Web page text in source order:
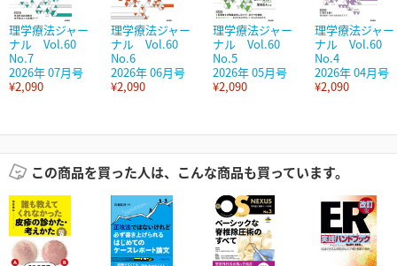
理学療法ジャー
ナル Vol.60
No.7
2026年 07月号
¥2,090
理学療法ジャー
ナル Vol.60
No.6
2026年 06月号
¥2,090
理学療法ジャー
ナル Vol.60
No.5
2026年 05月号
¥2,090
理学療法ジャー
ナル Vol.60
No.4
2026年 04月号
¥2,090
この商品を買った人は、こんな商品も買っています。